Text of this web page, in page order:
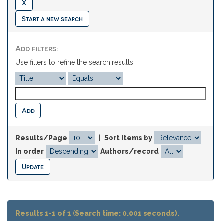
Start a new search
Add filters:
Use filters to refine the search results.
Results/Page
Sort items by
In order
Authors/record
Results 1-1 of 1 (Search time: 0.001 seconds).